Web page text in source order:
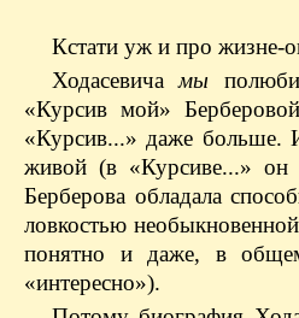
Кстати уж и про жизне-
Ходасевичамы
«Курсив мой»
«Курсив...» даже больше.
живой (в «Курсиве...» он
Берберова обладала
ловкостью
понятно и даже, в
«интересно»).